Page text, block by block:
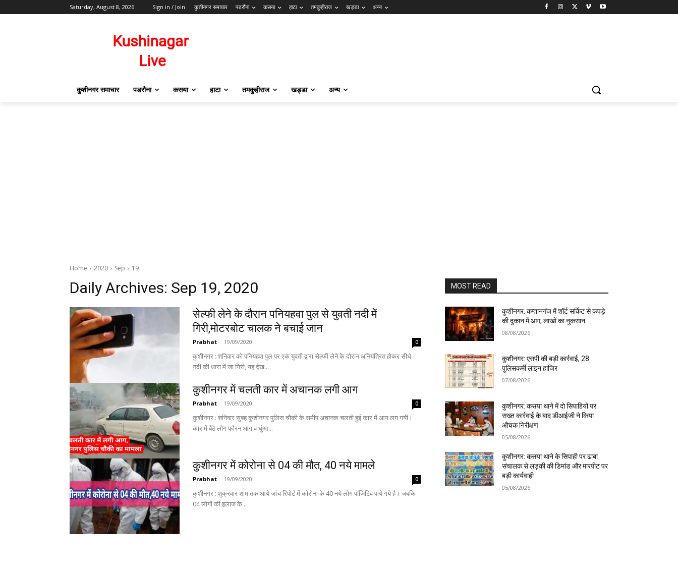
Saturday, August 8, 2026 Sign in / Join कुशीनगर समाचार पडरौना कसया हाटा तमकुहीराज खड्डा अन्य
कुशीनगर समाचार पडरौना कसया हाटा तमकुहीराज खड्डा अन्य
Home 2020 Sep 19
Daily Archives: Sep 19, 2020
सेल्फी लेने के दौरान पनियहवा पुल से युवती नदी में
गिरी,मोटरबोट चालक ने बचाई जान
Prabhat - 19/09/2020 0
कुशीनगर : शनिवार को पनियहवा पुल पर एक युवती द्वारा सेल्फी लेने के दौरान अनियंत्रित होकर सीधे
नदी की धारा में जा गिरी, यह देख...
कुशीनगर में चलती कार में अचानक लगी आग
Prabhat - 19/09/2020 0
कुशीनगर : शनिवार सुबह कुशीनगर पुलिस चौकी के समीप अचानक चलती हुई कार में आग लग गयी।
कार में बैठे लोग फौरन आग व धुंआ...
कुशीनगर में कोरोना से 04 की मौत, 40 नये मामले
Prabhat - 19/09/2020 0
कुशीनगर : शुक्रवार शाम तक आये जांच रिपोर्ट में कोरोना के 40 नये लोग पॉजिटिव पाये गये है। जबकि
04 लोगों की इलाज के...
MOST READ
कुशीनगर: कप्तानगंज में शॉर्ट सर्किट से कपड़े
की दुकान में आग, लाखों का नुकसान
08/08/2026
कुशीनगर: एसपी की बड़ी कार्रवाई, 28
पुलिसकर्मी लाइन हाजिर
07/08/2026
कुशीनगर: कसया थाने में दो सिपाहियों पर
सख्त कार्रवाई के बाद डीआईजी ने किया
औचक निरीक्षण
05/08/2026
कुशीनगर: कसया थाने के सिपाही पर ढाबा
संचालक से लड़की की डिमांड और मारपीट पर
बड़ी कार्यवाही
05/08/2026